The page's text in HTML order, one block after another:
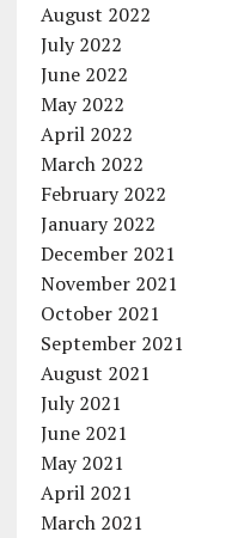
August 2022
July 2022
June 2022
May 2022
April 2022
March 2022
February 2022
January 2022
December 2021
November 2021
October 2021
September 2021
August 2021
July 2021
June 2021
May 2021
April 2021
March 2021